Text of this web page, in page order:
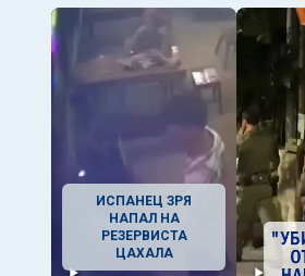
ИСПАНЕЦ ЗРЯ
НАПАЛ НА
РЕЗЕРВИСТА
ЦАХАЛА